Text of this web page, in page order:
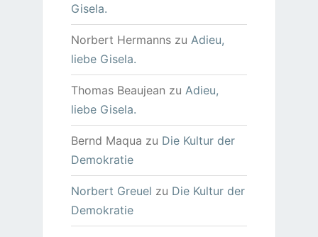
Gisela.
Norbert Hermannszu Adieu,
liebe Gisela.
Thomas Beaujean zu Adieu,
liebe Gisela.
Bernd Maqua zu Die Kultur der
Demokratie
Norbert Greuel zu Die Kultur der
Demokratie